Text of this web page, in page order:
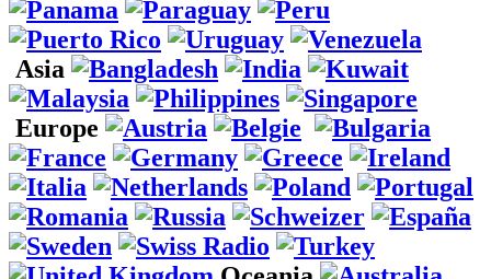
Asia
Europe